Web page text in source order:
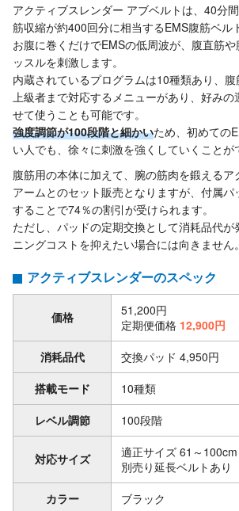
アクティブスレンダー アブベルトは、40分
筋収縮が約400回分に相当するEMS腹筋ベル
お腹に巻くだけでEMSの低周波が、腹直筋
ッスルを刺激します。
内蔵されているプログラムは10種類あり、
上級者まで対応するメニューがあり、好み
せて使うことも可能です。
強度調節が100段階と細かいため、初めての
い人でも、徐々に刺激を強くしていくことが
腹筋用の本体に加えて、腕の筋肉を鍛えるア
アームとのセット販売となりますが、付属パ
することで74％の割引が受けられます。
ただし、パッドの定期交換として消耗品代が
ニングコストを抑えたい場合には向きません。
アクティブスレンダーのスペック
価格
51,200円
定期便価格 12,900円
消耗品代
交換パッド 4,950円
搭載モード
10種類
レベル調節
100段階
対応サイズ
適正サイズ 61～100cm
別売り延長ベルトあり
カラー
ブラック